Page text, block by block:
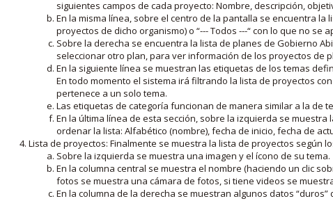
siguientes campos de cada proyecto: Nombre, descripción,
En la misma línea, sobre el centro de la pantalla se encuentra
proyectos de dicho organismo) o “--- Todos ---“ con lo que no
Sobre la derecha se encuentra la lista de planes de Gobierno
seleccionar otro plan, para ver información de los proyectos de
En la siguiente línea se muestran las etiquetas de los temas
En todo momento el sistema irá filtrando la lista de proyectos
pertenece a un solo tema.
Las etiquetas de categoría funcionan de manera similar a la de
En la última línea de esta sección, sobre la izquierda se
ordenar la lista: Alfabético (nombre), fecha de inicio, fecha de
Lista de proyectos: Finalmente se muestra la lista de proyectos según
Sobre la izquierda se muestra una imagen y el ícono de su tema.
En la columna central se muestra el nombre (haciendo un clic
fotos se muestra una cámara de fotos, si tiene videos se
En la columna de la derecha se muestran algunos datos